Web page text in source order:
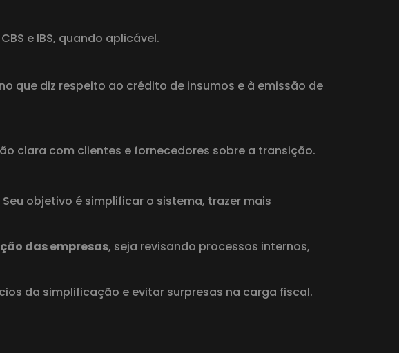
e IBS, quando aplicável.
que diz respeito ao crédito de insumos e à emissão de
clara com clientes e fornecedores sobre a transição.
objetivo é simplificar o sistema, trazer mais
das empresas, seja revisando processos internos,
da simplificação e evitar surpresas na carga fiscal.